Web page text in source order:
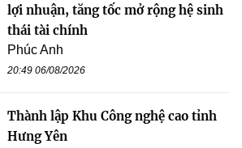
lợi nhuận, tăng tốc mở rộng hệ sinh
thái tài chính
Phúc Anh
20:49 06/08/2026
Thành lập Khu Công nghệ cao tỉnh
Hưng Yên